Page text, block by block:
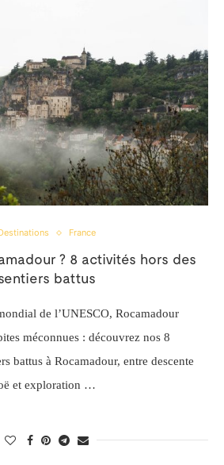
France
? 8 activités hors des
battus
de l’UNESCO, Rocamadour
méconnues : découvrez nos 8
battus à Rocamadour, entre descente
et exploration …